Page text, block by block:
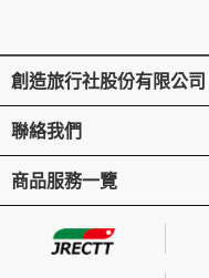
創造旅行社股份有限公司
聯絡我們
商品服務一覽